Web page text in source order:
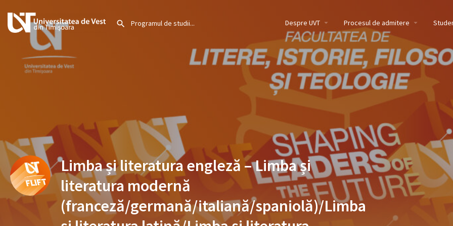
Despre UVT Procesul de admitere
Limba și literatura engleză – Limba și
literatura modernă
(franceză/germană/italiană/spaniolă)/Limba